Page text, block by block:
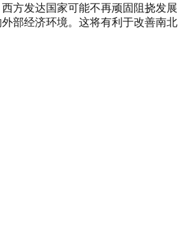
方发达国家可能不再顽固阻挠发展
部经济环境。这将有利于改善南北